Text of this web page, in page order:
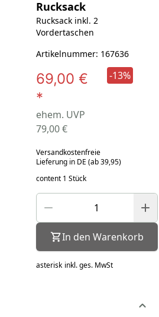
Rucksack
Rucksack inkl. 2
Vordertaschen
Artikelnummer: 167636
69,00 €
*
ehem. UVP
79,00 €
-13%
Versandkostenfreie
Lieferung in DE (ab 39,95)
content 1 Stück
In den Warenkorb
asterisk inkl. ges. MwSt